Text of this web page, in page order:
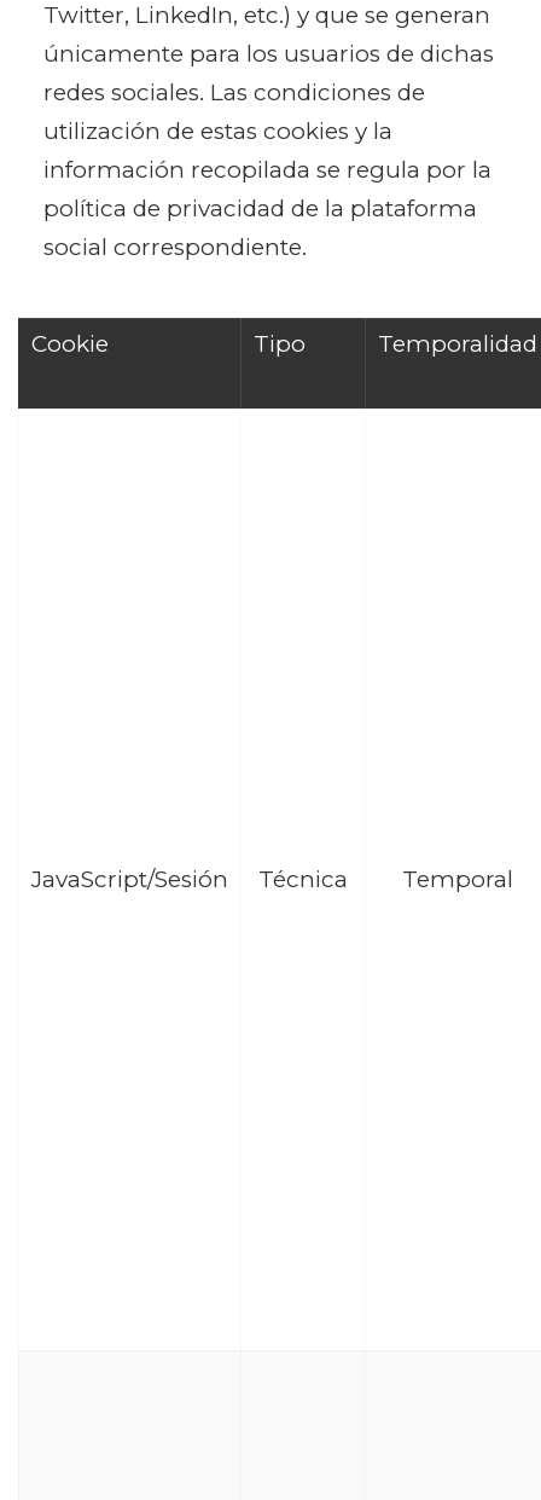
Twitter, LinkedIn, etc.) y que se generan
únicamente para los usuarios de dichas
redes sociales. Las condiciones de
utilización de estas cookies y la
información recopilada se regula por la
política de privacidad de la plataforma
social correspondiente.
Cookie Tipo Temporalidad
JavaScript/Sesión Técnica Temporal